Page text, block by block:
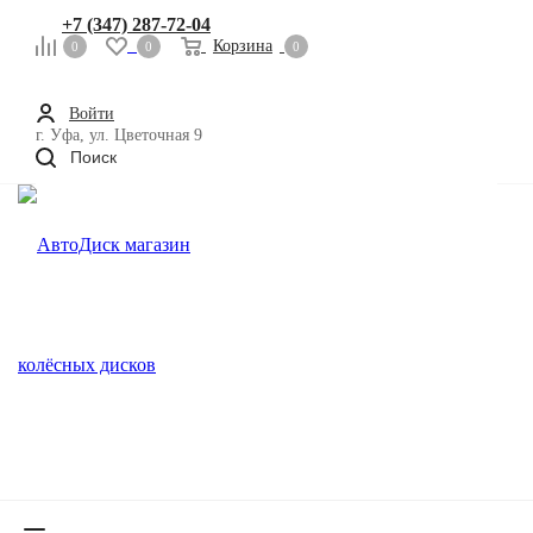
+7 (347) 287-72-04
0 0 Корзина 0
Войти
г. Уфа, ул. Цветочная 9
Поиск